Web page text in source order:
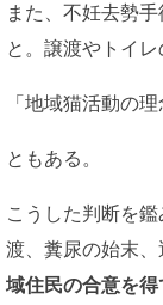
また、不妊去勢
と。譲渡やトイ
「地域猫活動の
ともある。
こうした判断を
渡、糞尿の始末、
域住民の合意を